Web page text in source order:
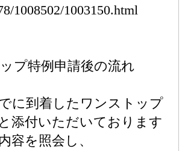
1008502/1003150.html
プ特例申請後の流れ
に到着したワンストップ
添付いただいております
容を照会し、